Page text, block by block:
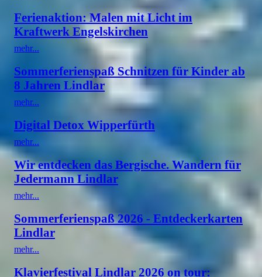
Ferienaktion: Malen mit Licht im
Kraftwerk Engelskirchen
mehr...
Sommerferienspaß Schnitzen für Kinder ab
8 Jahren Lindlar
mehr...
Digital Detox Wipperfürth
mehr...
Wir entdecken das Bergische. Wandern für
Jedermann Lindlar
mehr...
Sommerferienspaß 2026 - Entdeckerkarten
Lindlar
mehr...
Klavierfestival Lindlar 2026 on tour: